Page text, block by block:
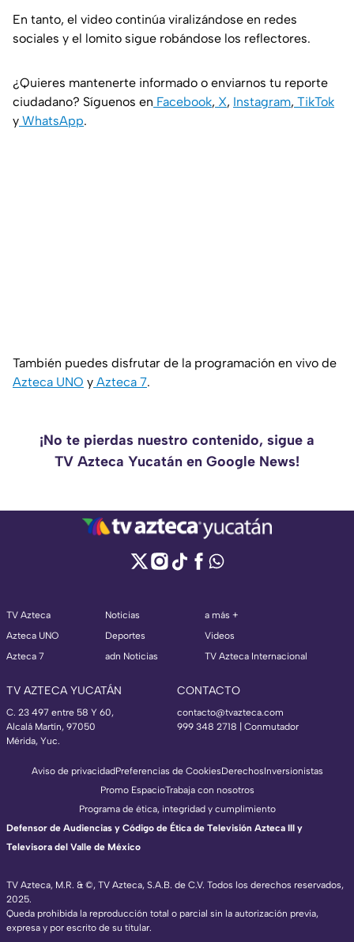
En tanto, el video continúa viralizándose en redes
sociales y el lomito sigue robándose los reflectores.
¿Quieres mantenerte informado o enviarnos tu reporte
ciudadano? Síguenos en Facebook, X, Instagram, TikTok
y WhatsApp.
También puedes disfrutar de la programación en vivo de
Azteca UNO y Azteca 7.
¡No te pierdas nuestro contenido, sigue a
TV Azteca Yucatán en Google News!
TV Azteca
Azteca UNO
Azteca 7
Noticias
Deportes
adn Noticias
a más +
Videos
TV Azteca Internacional
TV AZTECA YUCATÁN
C. 23 497 entre 58 Y 60,
Alcalá Martín, 97050
Mérida, Yuc.
CONTACTO
contacto@tvazteca.com
999 348 2718 | Conmutador
TV Azteca, M.R. & ©, TV Azteca, S.A.B. de C.V. Todos los derechos reservados,
2025.
Queda prohibida la reproducción total o parcial sin la autorización previa,
expresa y por escrito de su titular.
Aviso de privacidadPreferencias de CookiesDerechosInversionistas
Promo EspacioTrabaja con nosotros
Programa de ética, integridad y cumplimiento
Defensor de Audiencias y Código de Ética de Televisión Azteca III y
Televisora del Valle de México